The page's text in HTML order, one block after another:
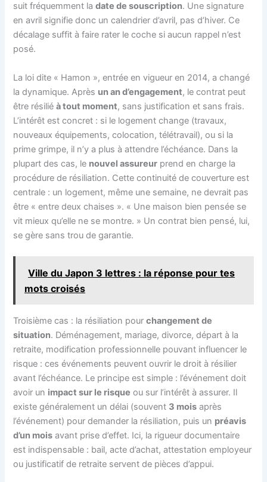
suit fréquemment ladate de souscription. Une signature
en avril signifie donc un calendrier d’avril, pas d’hiver. Ce
décalage suffit à faire rater le coche si aucun rappel n’est
posé.
La loi dite « Hamon », entrée en vigueur en 2014, a changé
la dynamique. Après un an d’engagement, le contrat peut
être résiliéà tout moment, sans justification et sans frais.
L’intérêt est concret : si le logement change (travaux,
nouveaux équipements, colocation, télétravail), ou si la
prime grimpe, il n’y a plus à attendre l’échéance. Dans la
plupart des cas, le nouvel assureur prend en charge la
procédure de résiliation. Cette continuité de couverture est
centrale : un logement, même une semaine, ne devrait pas
être « entre deux chaises ». « Une maison bien pensée se
vit mieux qu’elle ne se montre. » Un contrat bien pensé, lui,
se gère sans trou de garantie.
Ville du Japon 3 lettres : la réponse pour tes
mots croisés
Troisième cas : la résiliation pourchangement de
situation. Déménagement, mariage, divorce, départ à la
retraite, modification professionnelle pouvant influencer le
risque : ces événements peuvent ouvrir le droit à résilier
avant l’échéance. Le principe est simple : l’événement doit
avoir un impact sur le risque ou sur l’intérêt à assurer. Il
existe généralement un délai (souvent 3 mois après
l’événement) pour demander la résiliation, puis un préavis
d’un mois avant prise d’effet. Ici, la rigueur documentaire
est indispensable : bail, acte d’achat, attestation employeur
ou justificatif de retraite servent de pièces d’appui.